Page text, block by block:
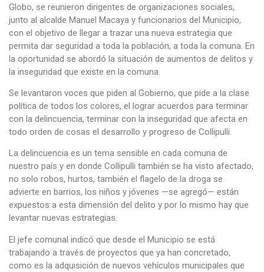
Globo, se reunieron dirigentes de organizaciones sociales,
junto al alcalde Manuel Macaya y funcionarios del Municipio,
con el objetivo de llegar a trazar una nueva estrategia que
permita dar seguridad a toda la población, a toda la comuna. En
la oportunidad se abordó la situación de aumentos de delitos y
la inseguridad que existe en la comuna.
Se levantaron voces que piden al Gobierno, que pide a la clase
política de todos los colores, el lograr acuerdos para terminar
con la delincuencia, terminar con la inseguridad que afecta en
todo orden de cosas el desarrollo y progreso de Collipulli.
La delincuencia es un tema sensible en cada comuna de
nuestro país y en donde Collipulli también se ha visto afectado,
no solo robos, hurtos, también el flagelo de la droga se
advierte en barrios, los niños y jóvenes —se agregó— están
expuestos a esta dimensión del delito y por lo mismo hay que
levantar nuevas estrategias.
El jefe comunal indicó que desde el Municipio se está
trabajando a través de proyectos que ya han concretado,
como es la adquisición de nuevos vehículos municipales que